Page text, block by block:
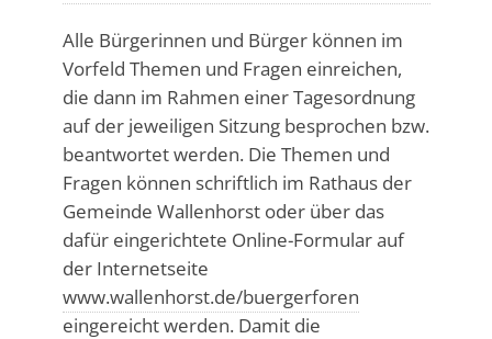
Alle Bürgerinnen und Bürger können im
Vorfeld Themen und Fragen einreichen,
die dann im Rahmen einer Tagesordnung
auf der jeweiligen Sitzung besprochen bzw.
beantwortet werden. Die Themen und
Fragen können schriftlich im Rathaus der
Gemeinde Wallenhorst oder über das
dafür eingerichtete Online-Formular auf
der Internetseite
www.wallenhorst.de/buergerforen
eingereicht werden. Damit die